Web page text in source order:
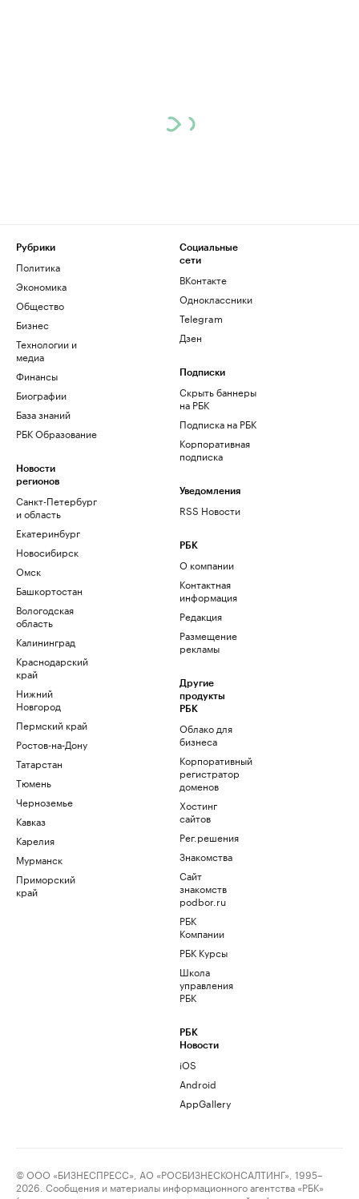
Рубрики
Политика
Экономика
Общество
Бизнес
Технологии и
медиа
Финансы
Биографии
База знаний
РБК Образование
Новости
регионов
Санкт-Петербург
и область
Екатеринбург
Новосибирск
Омск
Башкортостан
Вологодская
область
Калининград
Краснодарский
край
Нижний
Новгород
Пермский край
Ростов-на-Дону
Татарстан
Тюмень
Черноземье
Кавказ
Карелия
Мурманск
Приморский
край
Социальные
сети
ВКонтакте
Одноклассники
Telegram
Дзен
Подписки
Скрыть баннеры
на РБК
Подписка на РБК
Корпоративная
подписка
Уведомления
RSS Новости
РБК
О компании
Контактная
информация
Редакция
Размещение
рекламы
Другие
продукты
РБК
Облако для
бизнеса
Корпоративный
регистратор
доменов
Хостинг
сайтов
Рег.решения
Знакомства
Сайт
знакомств
podbor.ru
РБК
Компании
РБК Курсы
Школа
управления
РБК
РБК
Новости
iOS
Android
AppGallery
© ООО «БИЗНЕСПРЕСС», АО «РОСБИЗНЕСКОНСАЛТИНГ», 1995–
2026. Сообщения и материалы информационного агентства «РБК»